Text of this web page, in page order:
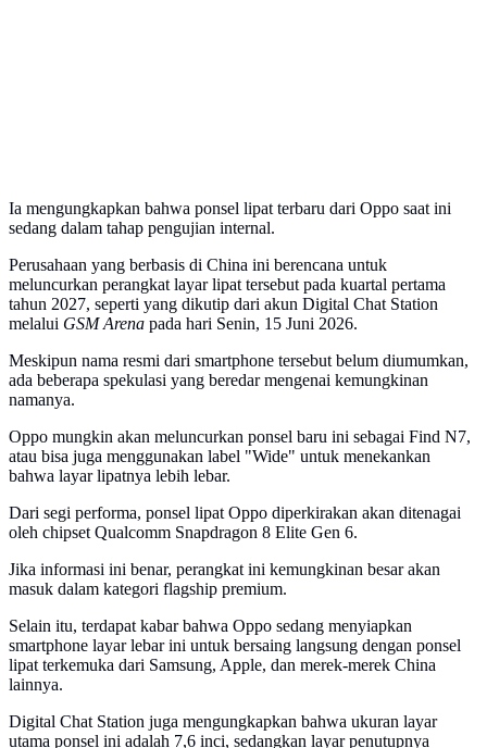
Ia mengungkapkan bahwa ponsel lipat terbaru dari Oppo saat ini
sedang dalam tahap pengujian internal.
Perusahaan yang berbasis di China ini berencana untuk
meluncurkan perangkat layar lipat tersebut pada kuartal pertama
tahun 2027, seperti yang dikutip dari akun Digital Chat Station
melalui GSM Arena pada hari Senin, 15 Juni 2026.
Meskipun nama resmi dari smartphone tersebut belum diumumkan,
ada beberapa spekulasi yang beredar mengenai kemungkinan
namanya.
Oppo mungkin akan meluncurkan ponsel baru ini sebagai Find N7,
atau bisa juga menggunakan label "Wide" untuk menekankan
bahwa layar lipatnya lebih lebar.
Dari segi performa, ponsel lipat Oppo diperkirakan akan ditenagai
oleh chipset Qualcomm Snapdragon 8 Elite Gen 6.
Jika informasi ini benar, perangkat ini kemungkinan besar akan
masuk dalam kategori flagship premium.
Selain itu, terdapat kabar bahwa Oppo sedang menyiapkan
smartphone layar lebar ini untuk bersaing langsung dengan ponsel
lipat terkemuka dari Samsung, Apple, dan merek-merek China
lainnya.
Digital Chat Station juga mengungkapkan bahwa ukuran layar
utama ponsel ini adalah 7,6 inci, sedangkan layar penutupnya